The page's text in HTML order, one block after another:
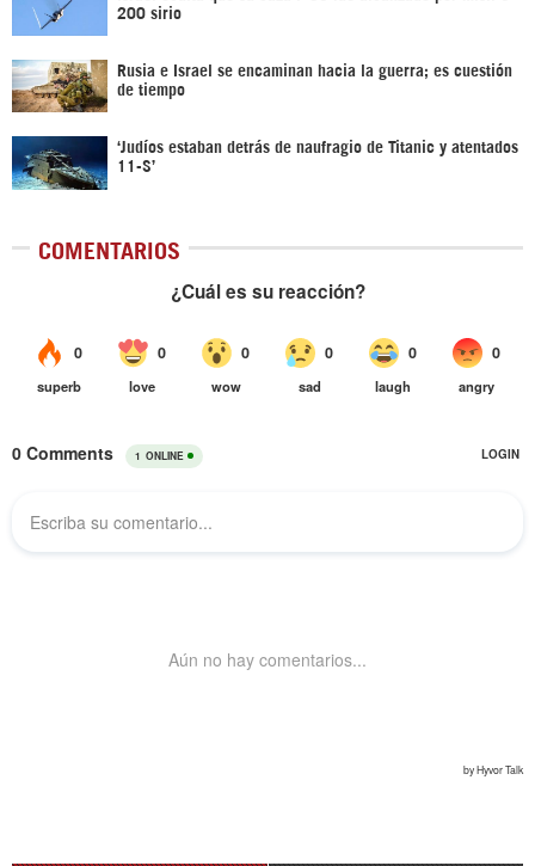
200 sirio
Rusia e Israel se encaminan hacia la guerra; es cuestión
de tiempo
‘Judíos estaban detrás de naufragio de Titanic y atentados
11-S’
COMENTARIOS